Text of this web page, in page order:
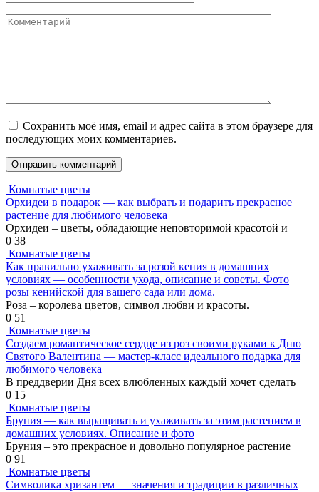
Комментарий
Сохранить моё имя, email и адрес сайта в этом браузере для
последующих моих комментариев.
Комнатые цветы
Орхидеи в подарок — как выбрать и подарить прекрасное
растение для любимого человека
Орхидеи – цветы, обладающие неповторимой красотой и
0 38
Комнатые цветы
Как правильно ухаживать за розой кения в домашних
условиях — особенности ухода, описание и советы. Фото
розы кенийской для вашего сада или дома.
Роза – королева цветов, символ любви и красоты.
0 51
Комнатые цветы
Создаем романтическое сердце из роз своими руками к Дню
Святого Валентина — мастер-класс идеального подарка для
любимого человека
В преддверии Дня всех влюбленных каждый хочет сделать
0 15
Комнатые цветы
Бруния — как выращивать и ухаживать за этим растением в
домашних условиях. Описание и фото
Бруния – это прекрасное и довольно популярное растение
0 91
Комнатые цветы
Символика хризантем — значения и традиции в различных